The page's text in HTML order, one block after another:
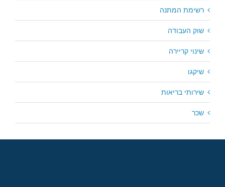
רשימת המתנה
שוק העבודה
שינוי קריירה
שיקגו
שירותי בריאות
שכר